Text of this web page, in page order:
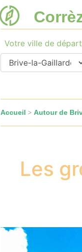
Votre ville de départ
Accueil > Autour de
Les